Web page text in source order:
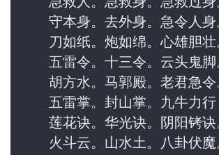
守本身。去外身。急令人身
刀如纸。炮如绵。心雄胆壮
五雷令。十三令。云头鬼脚
胡方水。马郭殿。老君急令
五雷掌。封山掌。九牛力行
莲花诀。华光诀。阴阳铐诀
火斗云。山水土。八卦伏魔